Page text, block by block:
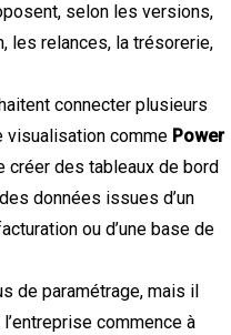
selon les versions,
les relances, la trésorerie,
connecter plusieurs
visualisation comme Power
créer des tableaux de bord
données issues d’un
ou d’une base de
de paramétrage, mais il
commence à